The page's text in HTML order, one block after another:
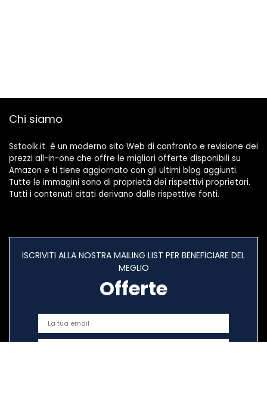
Chi siamo
Sstoolk.it è un moderno sito Web di confronto e revisione dei
prezzi all-in-one che offre le migliori offerte disponibili su
Amazon e ti tiene aggiornato con gli ultimi blog aggiunti.
Tutte le immagini sono di proprietà dei rispettivi proprietari.
Tutti i contenuti citati derivano dalle rispettive fonti.
ISCRIVITI ALLA NOSTRA MAILING LIST PER BENEFICIARE DEL
MEGLIO
Offerte